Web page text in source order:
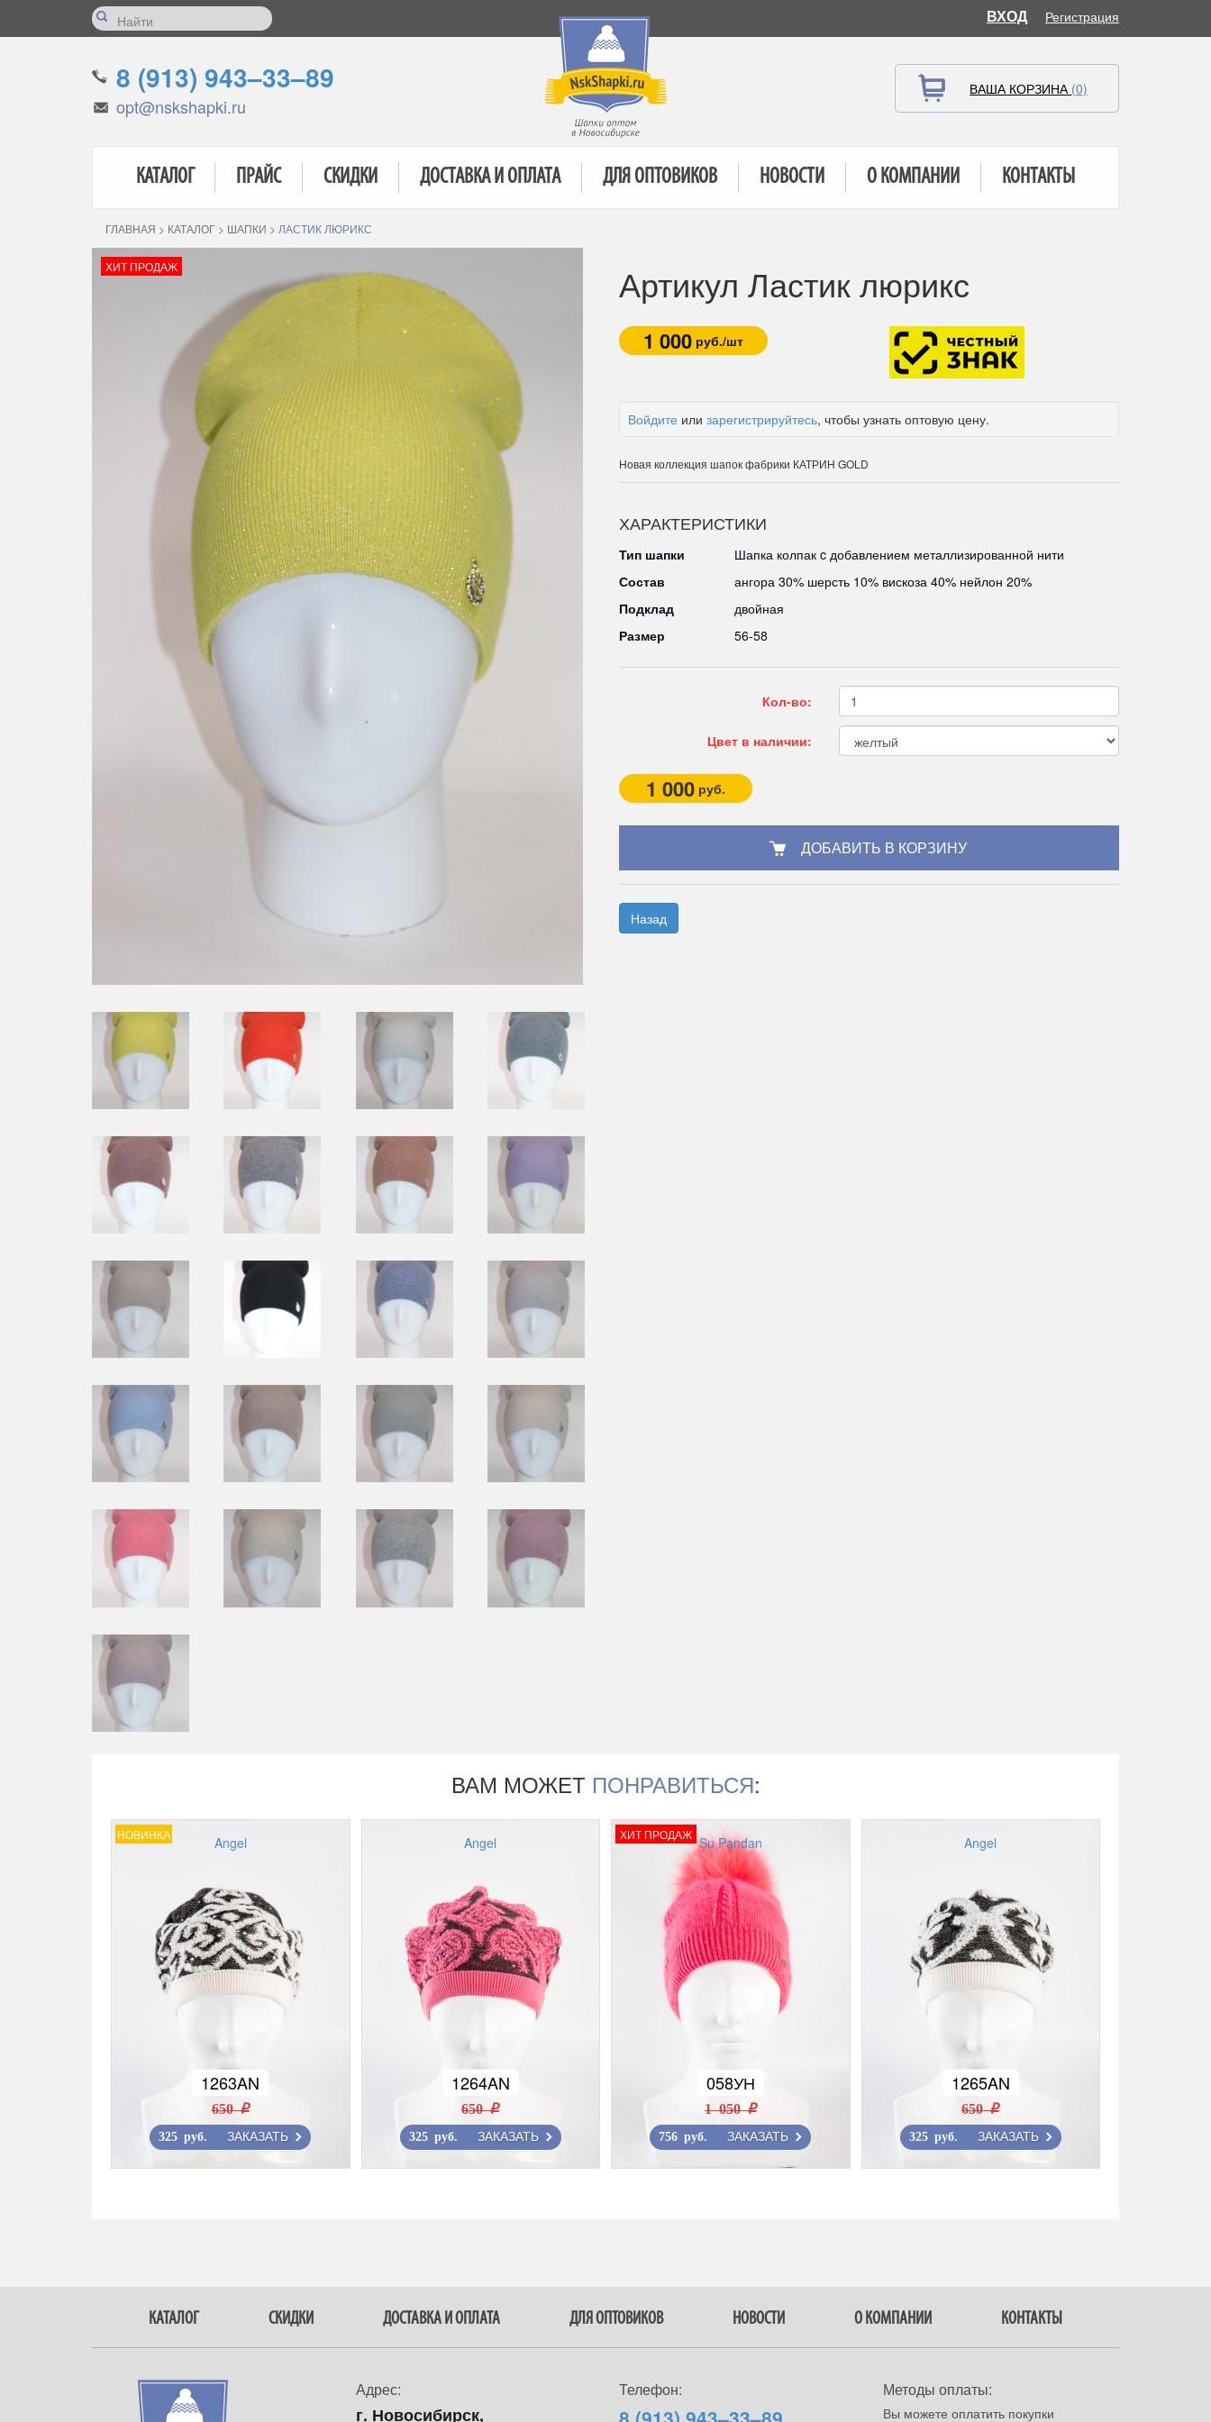
ВХОД Регистрация
8 (913) 943–33–89
opt@nskshapki.ru
ВАША КОРЗИНА (0)
КАТАЛОГ ПРАЙС СКИДКИ ДОСТАВКА И ОПЛАТА ДЛЯ ОПТОВИКОВ НОВОСТИ О КОМПАНИИ КОНТАКТЫ
ГЛАВНАЯ > КАТАЛОГ > ШАПКИ > ЛАСТИК ЛЮРИКС
ХИТ ПРОДАЖ Артикул Ластик люрикс
1 000 руб./шт
Войдите или зарегистрируйтесь, чтобы узнать оптовую цену.
Новая коллекция шапок фабрики КАТРИН GOLD
ХАРАКТЕРИСТИКИ
Тип шапки
Шапка колпак c добавлением металлизированной нити
Состав
ангора 30% шерсть 10% вискоза 40% нейлон 20%
Подклад
двойная
Размер
56-58
Кол-во:
Цвет в наличии:
1 000 руб.
Назад
ВАМ МОЖЕТ ПОНРАВИТЬСЯ:
НОВИНКА Angel
1263AN
650 r
325 руб. ЗАКАЗАТЬ
Angel
1264AN
650 r
325 руб. ЗАКАЗАТЬ
ХИТ ПРОДАЖ Su Pandan
058УН
1 050 r
756 руб. ЗАКАЗАТЬ
Angel
1265AN
650 r
325 руб. ЗАКАЗАТЬ
КАТАЛОГ СКИДКИ ДОСТАВКА И ОПЛАТА ДЛЯ ОПТОВИКОВ НОВОСТИ О КОМПАНИИ КОНТАКТЫ
Адрес:
г. Новосибирск,
Телефон: Методы оплаты:
Вы можете оплатить покупки